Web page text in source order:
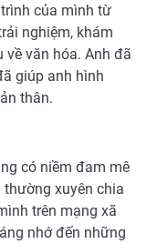
của mình từ
nghiệm, khám
văn hóa. Anh đã
giúp anh hình
thân.
có niềm đam mê
xuyên chia
trên mạng xã
nhớ đến những